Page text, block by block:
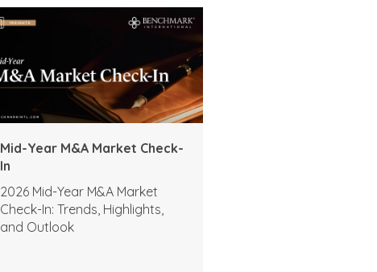
Mid-Year M&A Market Check-
In
2026 Mid-Year M&A Market
Check-In: Trends, Highlights,
and Outlook